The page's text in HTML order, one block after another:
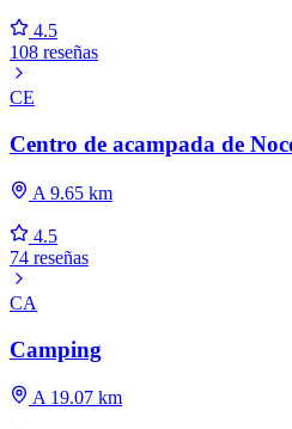
4.5
108 reseñas
CE
Centro de acampada de
A 9.65 km
4.5
74 reseñas
CA
Camping
A 19.07 km